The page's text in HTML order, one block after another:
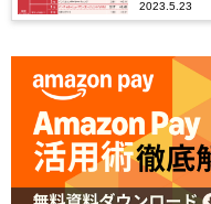
CX（顧客
2023.5.23